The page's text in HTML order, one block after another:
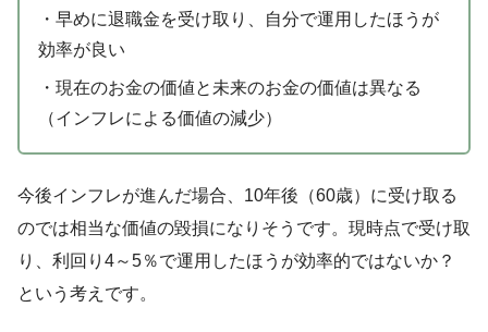
・早めに退職金を受け取り、自分で運用したほうが
効率が良い
・現在のお金の価値と未来のお金の価値は異なる
（インフレによる価値の減少）
今後インフレが進んだ場合、10年後（60歳）に受け取る
のでは相当な価値の毀損になりそうです。現時点で受け取
り、利回り4～5％で運用したほうが効率的ではないか？
という考えです。